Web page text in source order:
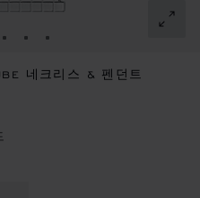
로 이동 1
슬라이드로 이동 2
슬라이드로 이동 3
슬라이드로 이동 4
네크리스 & 펜던트